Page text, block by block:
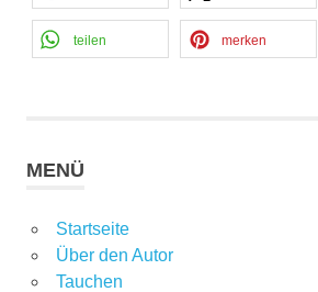
teilen merken
MENÜ
Startseite
Über den Autor
Tauchen